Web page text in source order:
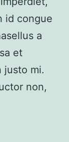
id congue
a
et
justo mi.
non,